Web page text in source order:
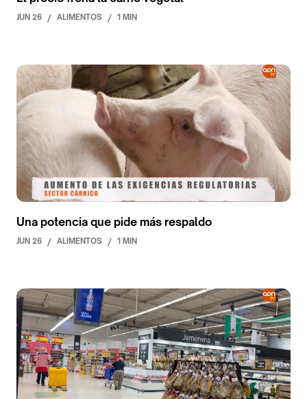
JUN 26 / ALIMENTOS / 1 MIN
Una potencia que pide más respaldo
JUN 26 / ALIMENTOS / 1 MIN